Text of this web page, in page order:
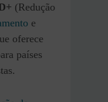
(Redução
e
oferece
países